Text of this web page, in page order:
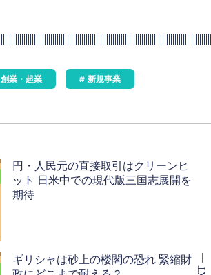
創業・起業 新規事業
円・人民元の直接取引はクリーンヒ
ット 日米中での現代版三国志展開を
期待
ギリシャは砂上の楼閣の恐れ 緊縮財